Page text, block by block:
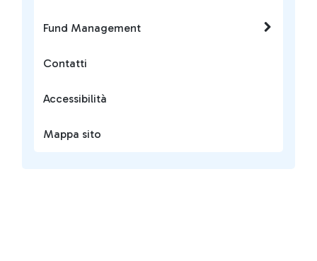
Fund Management
Contatti
Accessibilità
Mappa sito